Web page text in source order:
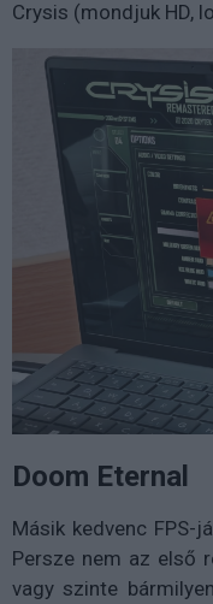
Crysis (mondjuk HD,
Doom Eternal
Másik kedvenc FPS-
Persze nem az első
vagy szinte